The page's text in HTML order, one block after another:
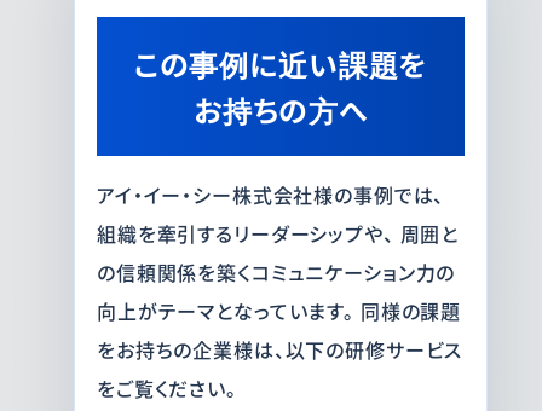
この事例に近い課題を
お持ちの方へ
アイ・イー・シー株式会社様の事例では、
組織を牽引するリーダーシップや、 周囲と
の信頼関係を築くコミュニケーション力の
向上がテーマとなっています。 同様の課題
をお持ちの企業様は、以下の研修サービス
をご覧ください。